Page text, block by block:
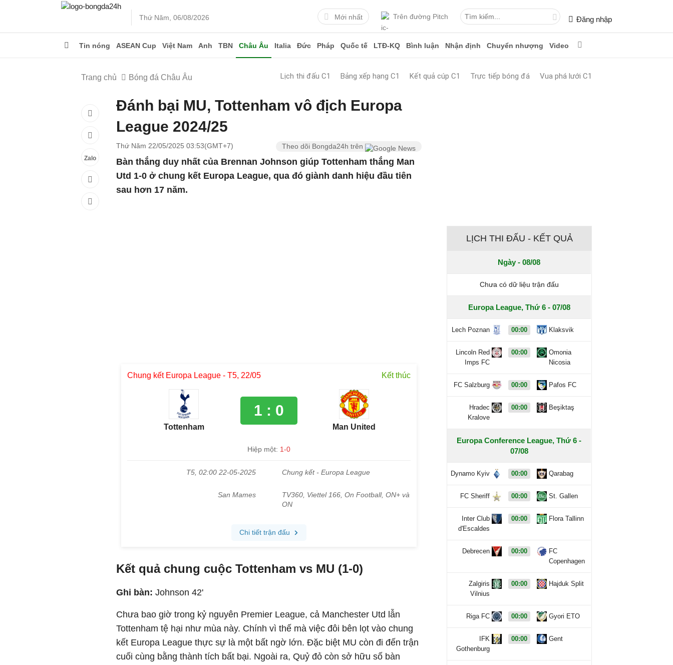
Thứ Năm, 06/08/2026 Mới nhất Trên đường Pitch Đăng nhập
Tin nóng ASEAN Cup Việt Nam Anh TBN Châu Âu Italia Đức Pháp Quốc tế LTĐ-KQ Bình luận Nhận định Chuyển nhượng Video
Trang chủ Bóng đá Châu Âu Lịch thi đấu C1 Bảng xếp hạng C1 Kết quả cúp C1 Trực tiếp bóng đá Vua phá lưới C1
Zalo
Đánh bại MU, Tottenham vô địch Europa
League 2024/25
Thứ Năm 22/05/2025 03:53(GMT+7) Theo dõi Bongda24h trên
Bàn thắng duy nhất của Brennan Johnson giúp Tottenham thắng Man
Utd 1-0 ở chung kết Europa League, qua đó giành danh hiệu đầu tiên
sau hơn 17 năm.
Kết quả chung cuộc Tottenham vs MU (1-0)
Ghi bàn: Johnson 42'
Chưa bao giờ trong kỷ nguyên Premier League, cả Manchester Utd lẫn
Tottenham tệ hại như mùa này. Chính vì thế mà việc đôi bên lọt vào chung
kết Europa League thực sự là một bất ngờ lớn. Đặc biệt MU còn đi đến trận
cuối cùng bằng thành tích bất bại. Ngoài ra, Quỷ đỏ còn sở hữu số bàn
LỊCH THI ĐẤU - KẾT QUẢ
Ngày - 08/08
Chưa có dữ liệu trận đấu
Europa League, Thứ 6 - 07/08
Lech Poznan 00:00 Klaksvik
Lincoln Red
Imps FC
00:00
Omonia
Nicosia
FC Salzburg 00:00 Pafos FC
Hradec
Kralove
00:00 Beşiktaş
Europa Conference League, Thứ 6 -
07/08
Dynamo Kyiv 00:00 Qarabag
FC Sheriff 00:00 St. Gallen
Inter Club
d'Escaldes
00:00 Flora Tallinn
Debrecen 00:00
FC
Copenhagen
Zalgiris
Vilnius
00:00 Hajduk Split
Riga FC 00:00 Gyori ETO
IFK
Gothenburg
00:00 Gent